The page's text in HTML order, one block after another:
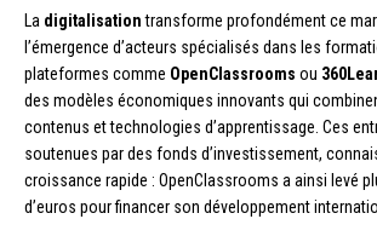
La digitalisationtransforme profondément ce
l’émergence d’acteurs spécialisés dans les
plateformes comme OpenClassrooms ou
des modèles économiques innovants qui
contenus et technologies d’apprentissage. Ces
soutenues par des fonds d’investissement,
croissance rapide : OpenClassrooms a ainsi levé
d’euros pour financer son développement